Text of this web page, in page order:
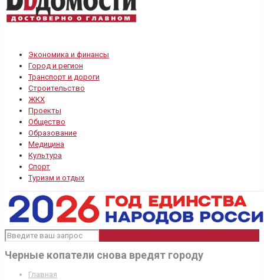
Экономика и финансы
Город и регион
Транспорт и дороги
Строительство
ЖКХ
Проекты
Общество
Образование
Медицина
Культура
Спорт
Туризм и отдых
Черные копатели снова вредят городу
Главная